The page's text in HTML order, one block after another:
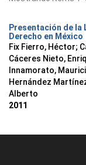
Presentación de la
Derecho en México
Fix Fierro, Héctor;
Cáceres Nieto,
Innamorato,
Hernández
Alberto
2011